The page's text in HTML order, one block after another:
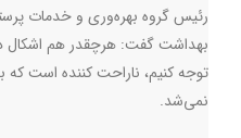
رئیس گروه بهره‌وری و خدمات
بهداشت گفت: هرچقدر هم اشکال در
توجه کنیم، ناراحت کننده است که
نمی‌شد.